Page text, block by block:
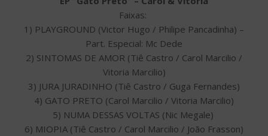
Faixas:
1) PLAYGROUND (Victor Hugo / Philipe Pancadinha) –
Part. Especial: Mc Dede
2) SINTOMAS DE AMOR (Tiê Castro / Carol Marcilio /
Vitoria Marcilio)
3) JURA JURADINHO (Tiê Castro / Guga Fernandes)
4) GATO PRETO (Carol Marcilio / Vitoria Marcilio)
5) NUMA DESSAS VOLTAS (Nic Megale)
6) MIOPIA (Tiê Castro / Carol Marcilio / João Frasson)